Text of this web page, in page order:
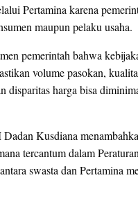
Pertamina karena
maupun pelaku usaha.
pemerintah bahwa
volume pasokan,
disparitas harga bisa
Kusdiana
tercantum dalam
swasta dan Pertamina